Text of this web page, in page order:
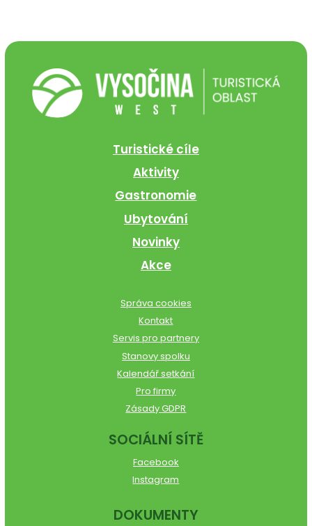
Turistické cíle
Aktivity
Gastronomie
Ubytování
Novinky
Akce
Správa cookies
Kontakt
Servis pro partnery
Stanovy spolku
Kalendář setkání
Pro firmy
Zásady GDPR
SOCIÁLNÍ SÍTĚ
Facebook
Instagram
DOKUMENTY